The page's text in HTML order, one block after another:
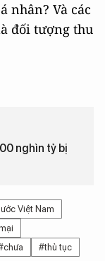
nhân? Và các
đối tượng thu
nghìn tỷ bị
Việt Nam
#thủ tục